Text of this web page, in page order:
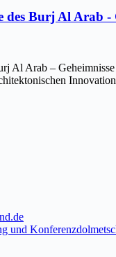
des Burj Al Arab
Al Arab –
und